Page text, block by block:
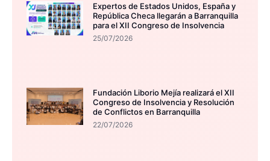
Expertos de Estados Unidos, España y
República Checa llegarán a Barranquilla
para el XII Congreso de Insolvencia
25/07/2026
Fundación Liborio Mejía realizará el XII
Congreso de Insolvencia y Resolución
de Conflictos en Barranquilla
22/07/2026